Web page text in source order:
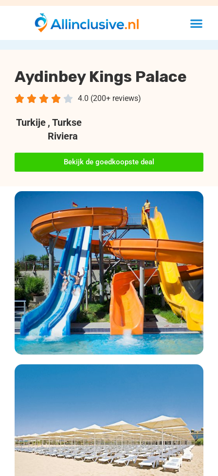
Aydinbey Kings Palace
4.0 (200+ reviews)
    
Turkije , Turkse
Riviera
Bekijk de goedkoopste deal